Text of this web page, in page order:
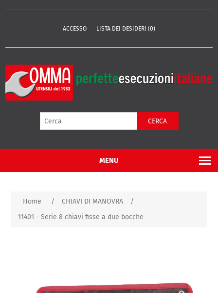
ACCESSO LISTA DEI DESIDERI (0)
CERCA
MENU
Home / CHIAVI DI MANOVRA
/
11401 - Serie 8 chiavi fisse a due bocche